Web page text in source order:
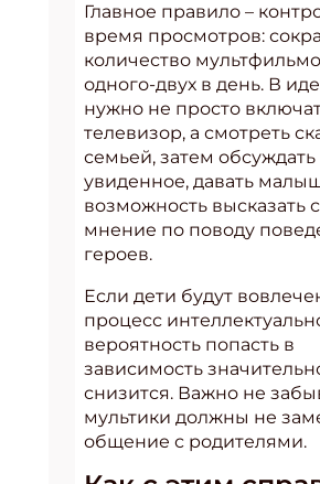
Главное правило –
время просмотров:
количество
одного-двух в день. В
нужно не просто
телевизор, а смотреть
семьей, затем обсуждать
увиденное, давать
возможность высказать
мнение по поводу
героев.
Если дети будут
процесс
вероятность попасть в
зависимость
снизится. Важно не
мультики должны не
общение с родителями.